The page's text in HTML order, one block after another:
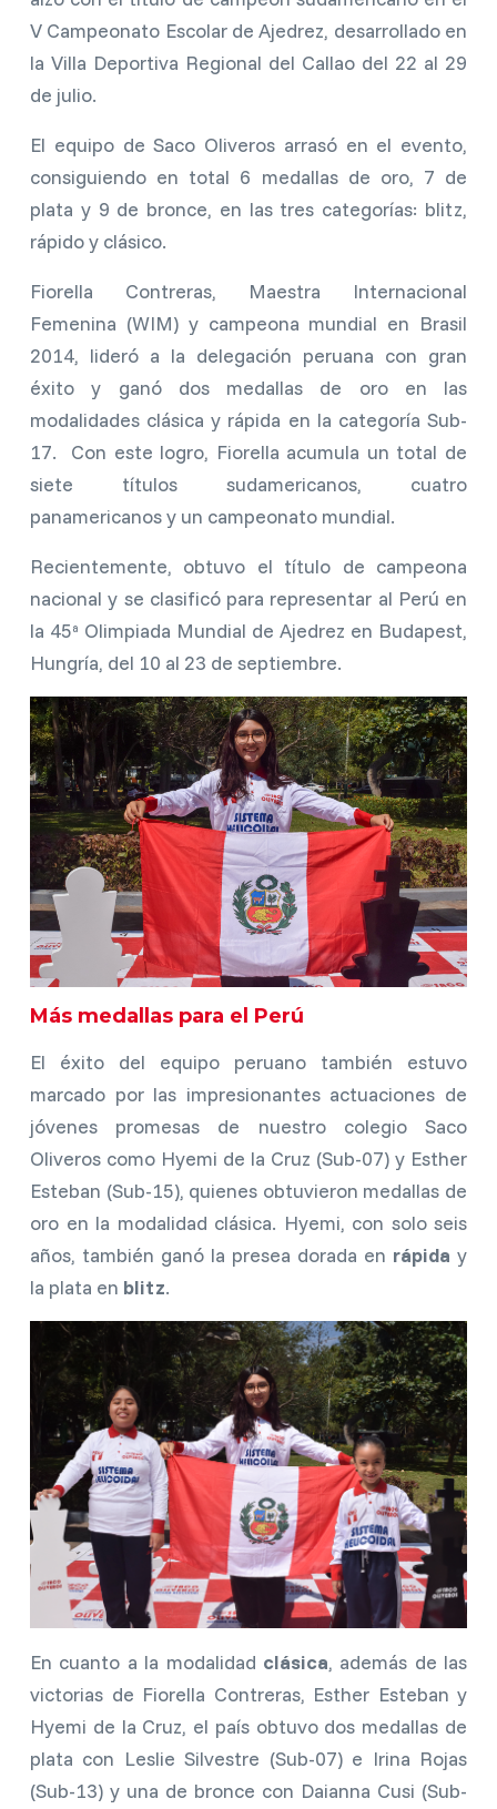
V Campeonato Escolar de Ajedrez, desarrollado en
la Villa Deportiva Regional del Callao del 22 al 29
de julio.
El equipo de Saco Oliveros arrasó en el evento,
consiguiendo en total 6 medallas de oro, 7 de
plata y 9 de bronce, en las tres categorías: blitz,
rápido y clásico.
Fiorella Contreras, Maestra Internacional
Femenina (WIM) y campeona mundial en Brasil
2014, lideró a la delegación peruana con gran
éxito y ganó dos medallas de oro en las
modalidades clásica y rápida en la categoría Sub-
17. Con este logro, Fiorella acumula un total de
siete títulos sudamericanos, cuatro
panamericanos y un campeonato mundial.
Recientemente, obtuvo el título de campeona
nacional y se clasificó para representar al Perú en
la 45ª Olimpiada Mundial de Ajedrez en Budapest,
Hungría, del 10 al 23 de septiembre.
Más medallas para el Perú
El éxito del equipo peruano también estuvo
marcado por las impresionantes actuaciones de
jóvenes promesas de nuestro colegio Saco
Oliveros como Hyemi de la Cruz (Sub-07) y Esther
Esteban (Sub-15), quienes obtuvieron medallas de
oro en la modalidad clásica. Hyemi, con solo seis
años, también ganó la presea dorada en rápida y
la plata en blitz.
En cuanto a la modalidad clásica, además de las
victorias de Fiorella Contreras, Esther Esteban y
Hyemi de la Cruz, el país obtuvo dos medallas de
plata con Leslie Silvestre (Sub-07) e Irina Rojas
(Sub-13) y una de bronce con Daianna Cusi (Sub-